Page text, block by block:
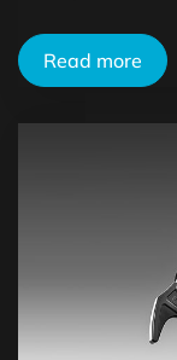
Read more